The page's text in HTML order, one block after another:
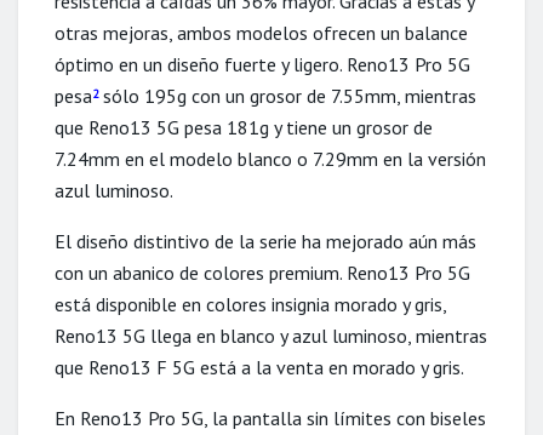
otras mejoras, ambos modelos ofrecen un balance
óptimo en un diseño fuerte y ligero. Reno13 Pro 5G
pesa2sólo 195g con un grosor de 7.55mm, mientras
que Reno13 5G pesa 181g y tiene un grosor de
7.24mm en el modelo blanco o 7.29mm en la versión
azul luminoso.
El diseño distintivo de la serie ha mejorado aún más
con un abanico de colores premium. Reno13 Pro 5G
está disponible en colores insignia morado y gris,
Reno13 5G llega en blanco y azul luminoso, mientras
que Reno13 F 5G está a la venta en morado y gris.
En Reno13 Pro 5G, la pantalla sin límites con biseles